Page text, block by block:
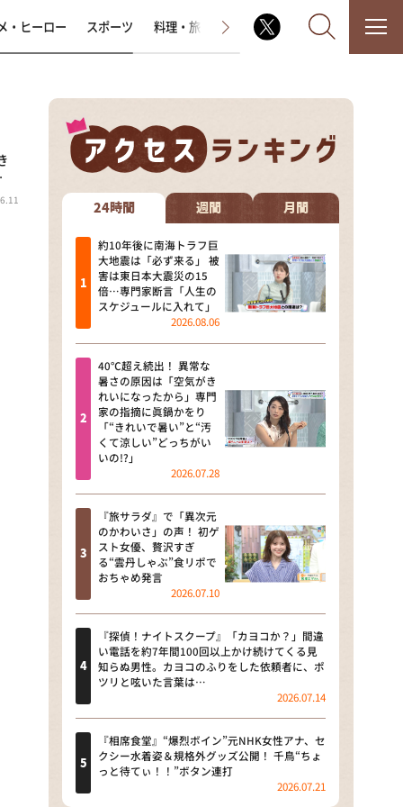
なるみ・岡村の過ぎるTV
相席食堂
これ余談なんですけど・・・
～人生密着トークバラエティ！
～ やすとものいたって真剣です
探偵！ナイトスクープ
news おかえり
河合＆A.B.C-Z塚田×福井アナ
「なんでやねん！？」（news お
かえり）
DAIGOも台所 ～きょうの献立 何
にする？～
本日はダイアンなり！シーズン２
朝だ！生です旅サラダ
教えて！ニュースライブ 正義の
ミカタ
ＬＩＦＥ～夢のカタチ～
新婚さんいらっしゃい！
ポツンと一軒家
ザキ山小屋本館
・ヒーロー スポーツ 料理・旅 ラジオ番組 その他
24時間 週間 月間
約10年後に南海トラフ巨
大地震は「必ず来る」 被
害は東日本大震災の15
倍…専門家断言「人生の
スケジュールに入れて」
2026.08.06
40℃超え続出！ 異常な
暑さの原因は「空気がき
れいになったから」専門
家の指摘に眞鍋かをり
「“きれいで暑い”と“汚
くて涼しい”どっちがい
いの!?」
2026.07.28
『旅サラダ』で「異次元
のかわいさ」の声！ 初ゲ
スト女優、贅沢すぎ
る“雲丹しゃぶ”食リポで
おちゃめ発言
2026.07.10
『探偵！ナイトスクープ』「カヨコか？」間違
い電話を約7年間100回以上かけ続けてくる見
知らぬ男性。カヨコのふりをした依頼者に、ポ
ツリと呟いた言葉は…
2026.07.14
『相席食堂』“爆烈ボイン”元NHK女性アナ、セ
クシー水着姿＆規格外グッズ公開！ 千鳥“ちょ
っと待てぃ！！”ボタン連打
2026.07.21